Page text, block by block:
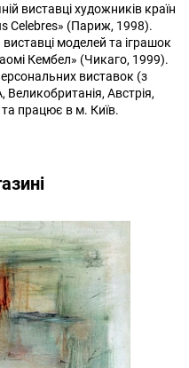
виставці художників країн
Celebres» (Париж, 1998).
моделей та іграшок
Кембел» (Чикаго, 1999).
виставок (з
Великобританія, Австрія,
працює в м. Київ.